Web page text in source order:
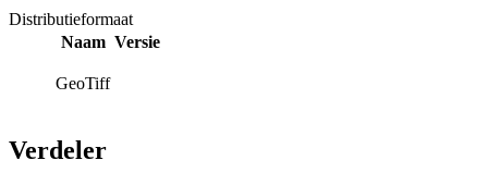
Distributieformaat
Naam Versie
GeoTiff
Verdeler